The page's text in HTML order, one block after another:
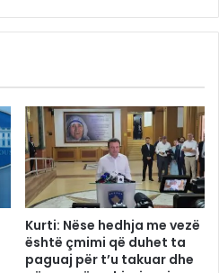
Kurti: Nëse hedhja me vezë
është çmimi që duhet ta
paguaj për t’u takuar dhe